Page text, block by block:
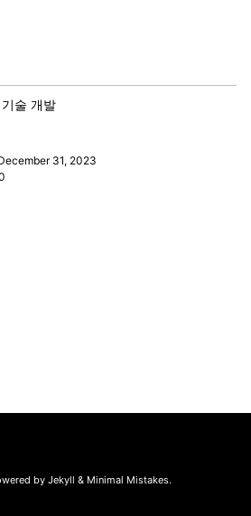
술 개발
31, 2023
by Jekyll & Minimal Mistakes.